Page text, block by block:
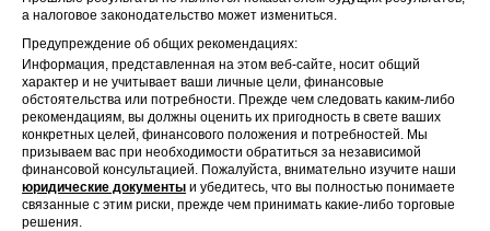
а налоговое законодательство может измениться.
Предупреждение об общих рекомендациях:
Информация, представленная на этом веб-сайте, носит общий
характер и не учитывает ваши личные цели, финансовые
обстоятельства или потребности. Прежде чем следовать каким-либо
рекомендациям, вы должны оценить их пригодность в свете ваших
конкретных целей, финансового положения и потребностей. Мы
призываем вас при необходимости обратиться за независимой
финансовой консультацией. Пожалуйста, внимательно изучите наши
юридические документы и убедитесь, что вы полностью понимаете
связанные с этим риски, прежде чем принимать какие-либо торговые
решения.